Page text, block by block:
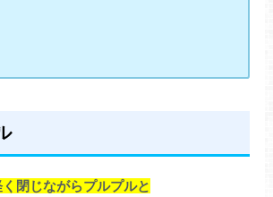
閉じながらプルプルと